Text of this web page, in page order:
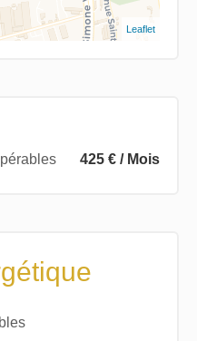
Leaflet
425 € / Mois